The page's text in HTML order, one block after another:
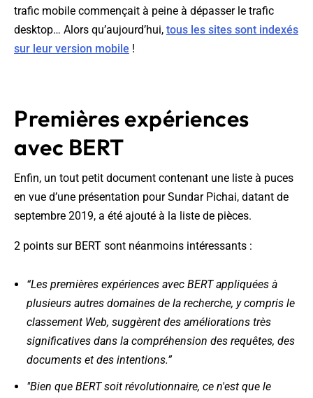
trafic mobile commençait à peine à dépasser le trafic
desktop… Alors qu’aujourd’hui, tous les sites sont indexés
sur leur version mobile !
Premières expériences
avec BERT
Enfin, un tout petit document contenant une liste à puces
en vue d’une présentation pour Sundar Pichai, datant de
septembre 2019, a été ajouté à la liste de pièces.
2 points sur BERT sont néanmoins intéressants :
“Les premières expériences avec BERT appliquées à
plusieurs autres domaines de la recherche, y compris le
classement Web, suggèrent des améliorations très
significatives dans la compréhension des requêtes, des
documents et des intentions.”
"Bien que BERT soit révolutionnaire, ce n'est que le